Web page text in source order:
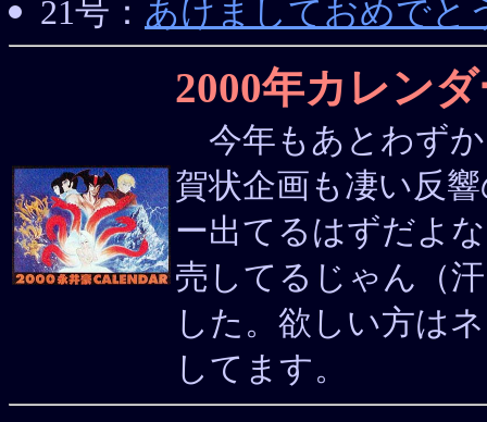
21号： あけましておめでと
2000年カレン
今年もあとわず
賀状企画も凄い反
ー出てるはずだよ
売してるじゃん（
した。欲しい方は
してます。